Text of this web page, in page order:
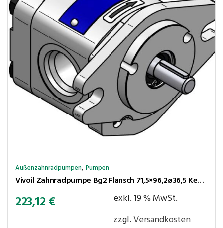
Außenzahnradpumpen,Pumpen
Vivoil Zahnradpumpe Bg2 Flansch 71,5×96,2ø36,5 Kegel 1:8 10,8cm³/U 250bar rechtsl. Anschlüsse LK30-LK30
223,12€
exkl. 19 % MwSt.
zzgl.Versandkosten